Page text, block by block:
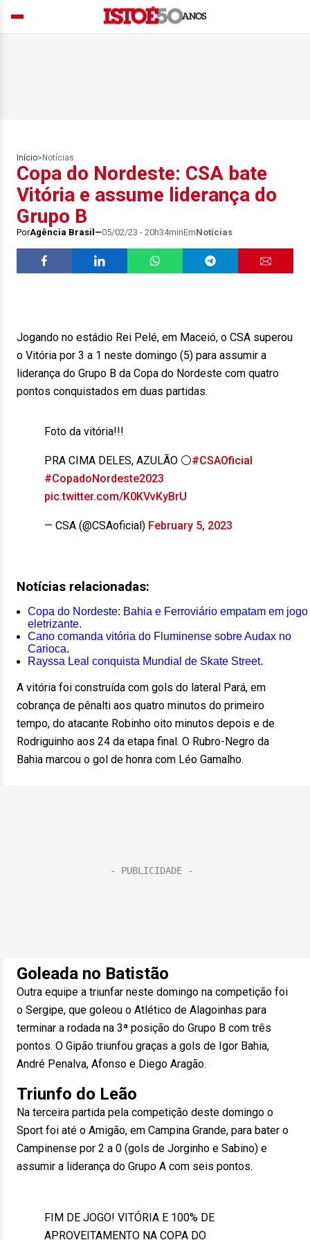
Início> Notícias
Copa do Nordeste: CSA bate
Vitória e assume liderança do
Grupo B
PorAgência Brasil 05/02/23 - 20h34minEmNotícias
Jogando no estádio Rei Pelé, em Maceió, o CSA superou
o Vitória por 3 a 1 neste domingo (5) para assumir a
liderança do Grupo B da Copa do Nordeste com quatro
pontos conquistados em duas partidas.
Foto da vitória!!!
PRA CIMA DELES, AZULÃO ⚪️#CSAOficial
#CopadoNordeste2023
pic.twitter.com/K0KVvKyBrU
— CSA (@CSAoficial) February 5, 2023
Notícias relacionadas:
Copa do Nordeste: Bahia e Ferroviário empatam em jogo
eletrizante.
Cano comanda vitória do Fluminense sobre Audax no
Carioca.
Rayssa Leal conquista Mundial de Skate Street.
A vitória foi construída com gols do lateral Pará, em
cobrança de pênalti aos quatro minutos do primeiro
tempo, do atacante Robinho oito minutos depois e de
Rodriguinho aos 24 da etapa final. O Rubro-Negro da
Bahia marcou o gol de honra com Léo Gamalho.
Goleada no Batistão
Outra equipe a triunfar neste domingo na competição foi
o Sergipe, que goleou o Atlético de Alagoinhas para
terminar a rodada na 3ª posição do Grupo B com três
pontos. O Gipão triunfou graças a gols de Igor Bahia,
André Penalva, Afonso e Diego Aragão.
Triunfo do Leão
Na terceira partida pela competição deste domingo o
Sport foi até o Amigão, em Campina Grande, para bater o
Campinense por 2 a 0 (gols de Jorginho e Sabino) e
assumir a liderança do Grupo A com seis pontos.
FIM DE JOGO! VITÓRIA E 100% DE
APROVEITAMENTO NA COPA DO